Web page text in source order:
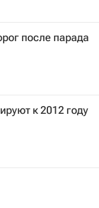
после парада
к 2012 году